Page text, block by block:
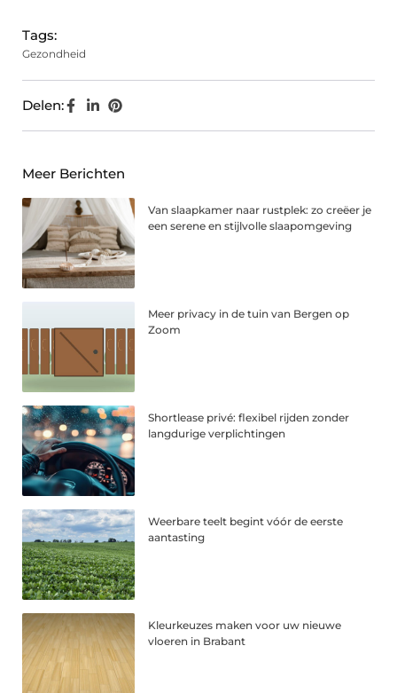
Tags:
Gezondheid
Delen:
Meer Berichten
Van slaapkamer naar rustplek: zo creëer je
een serene en stijlvolle slaapomgeving
Meer privacy in de tuin van Bergen op
Zoom
Shortlease privé: flexibel rijden zonder
langdurige verplichtingen
Weerbare teelt begint vóór de eerste
aantasting
Kleurkeuzes maken voor uw nieuwe
vloeren in Brabant